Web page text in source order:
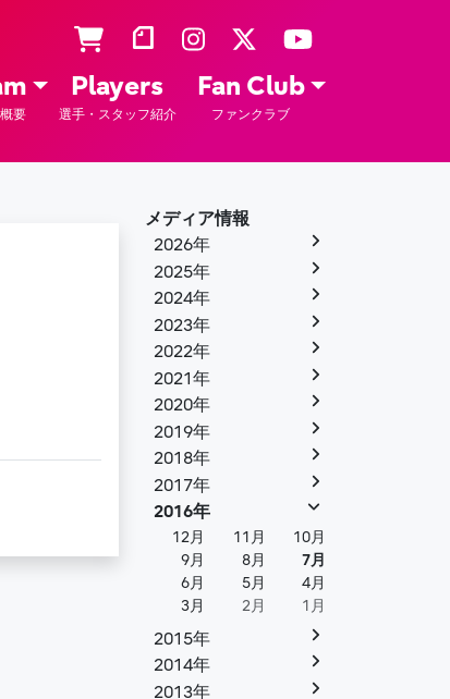
要
Players
選手・スタッフ紹介
Fan Club
ファンクラブ
メディア情報
2026年
2025年
2024年
2023年
2022年
2021年
2020年
2019年
2018年
2017年
2016年
12月 11月
10月
9月
8月
7月
6月
5月
4月
3月
2月 1月
2015年
2014年
2013年